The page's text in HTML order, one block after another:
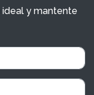
ideal y mantente